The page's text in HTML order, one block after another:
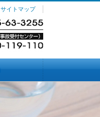
サイトマップ